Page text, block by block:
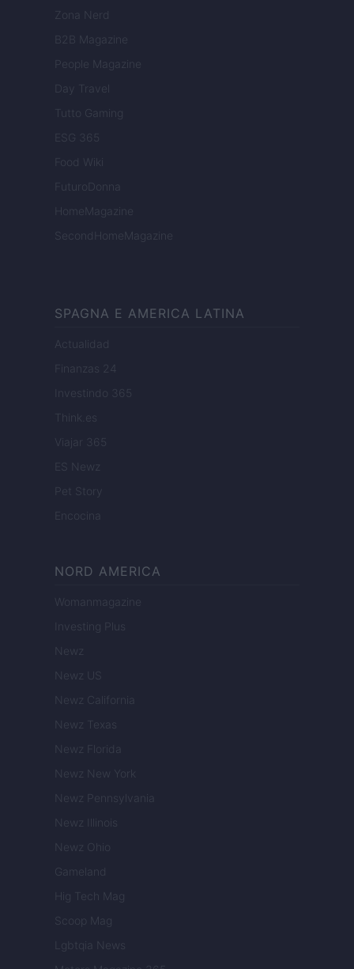
Zona Nerd
B2B Magazine
People Magazine
Day Travel
Tutto Gaming
ESG 365
Food Wiki
FuturoDonna
HomeMagazine
SecondHomeMagazine
SPAGNA E AMERICA LATINA
Actualidad
Finanzas 24
Investindo 365
Think.es
Viajar 365
ES Newz
Pet Story
Encocina
NORD AMERICA
Womanmagazine
Investing Plus
Newz
Newz US
Newz California
Newz Texas
Newz Florida
Newz New York
Newz Pennsylvania
Newz Illinois
Newz Ohio
Gameland
Hig Tech Mag
Scoop Mag
Lgbtqia News